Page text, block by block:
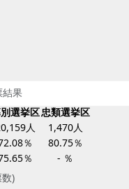
果
選挙区忠類選挙区
人
1,470人
％
80.75％
％
- ％
)